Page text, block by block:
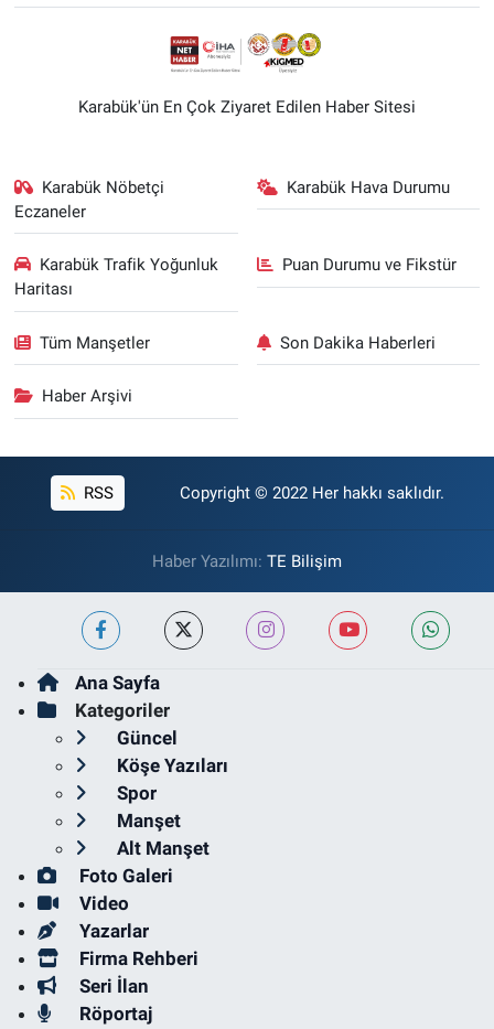
Karabük'ün En Çok Ziyaret Edilen Haber Sitesi
Karabük Nöbetçi
Eczaneler
Karabük Hava Durumu
Karabük Trafik Yoğunluk
Haritası
Puan Durumu ve Fikstür
Tüm Manşetler Son Dakika Haberleri
Haber Arşivi
RSS Copyright © 2022 Her hakkı saklıdır.
Haber Yazılımı: TE Bilişim
Ana Sayfa
Kategoriler
Güncel
Köşe Yazıları
Spor
Manşet
Alt Manşet
Foto Galeri
Video
Yazarlar
Firma Rehberi
Seri İlan
Röportaj